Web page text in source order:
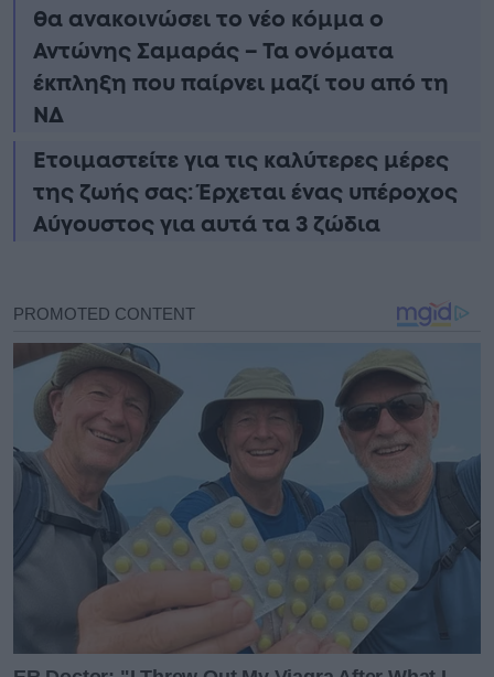
θα ανακοινώσει το νέο κόμμα ο
Αντώνης Σαμαράς – Τα ονόματα
έκπληξη που παίρνει μαζί του από τη
ΝΔ
Ετοιμαστείτε για τις καλύτερες μέρες
της ζωής σας: Έρχεται ένας υπέροχος
Αύγουστος για αυτά τα 3 ζώδια